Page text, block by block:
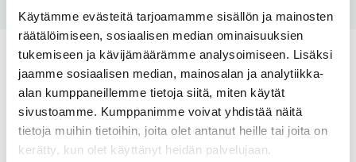
Käytämme evästeitä tarjoamamme sisällön ja mainosten
räätälöimiseen, sosiaalisen median ominaisuuksien
tukemiseen ja kävijämäärämme analysoimiseen. Lisäksi
jaamme sosiaalisen median, mainosalan ja analytiikka-
alan kumppaneillemme tietoja siitä, miten käytät
sivustoamme. Kumppanimme voivat yhdistää näitä
tietoja muihin tietoihin, joita olet antanut heille tai joita on
kerätty, kun olet käyttänyt heidän palvelujaan.
Tulo- ja
varallisuusraja
Kyllä
Asunnot